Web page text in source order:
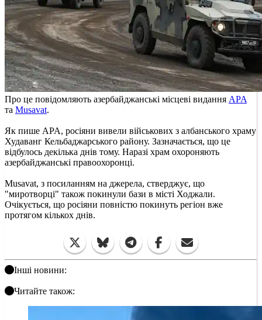
Про це повідомляють азербайджанські місцеві видання APA
та Musavat.
Як пише APA, росіяни вивели військових з албанського храму
Худаванг Кельбаджарського району. Зазначається, що це
відбулось декілька днів тому. Наразі храм охороняють
азербайджанські правоохоронці.
Musavat, з посиланням на джерела, стверджує, що
"миротворці" також покинули бази в місті Ходжали.
Очікується, що росіяни повністю покинуть регіон вже
протягом кількох днів.
Інші новини:
Читайте також: